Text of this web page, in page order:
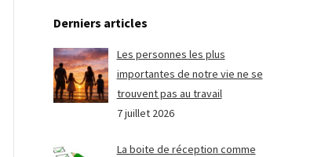
Derniers articles
Les personnes les plus
importantes de notre vie ne se
trouvent pas au travail
7 juillet 2026
La boite de réception comme